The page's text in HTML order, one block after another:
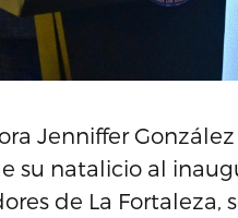
Jenniffer
su natalicio al
de La